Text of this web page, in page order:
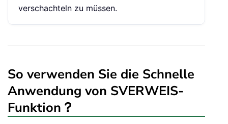
verschachteln zu müssen.
So verwenden Sie die Schnelle
Anwendung von SVERWEIS-
Funktion？